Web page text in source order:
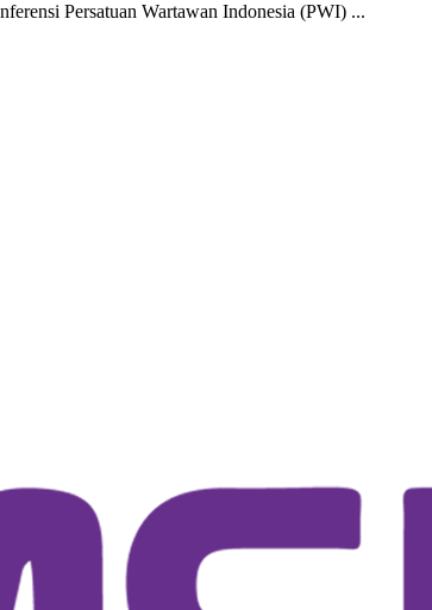
Persatuan Wartawan Indonesia (PWI) ...